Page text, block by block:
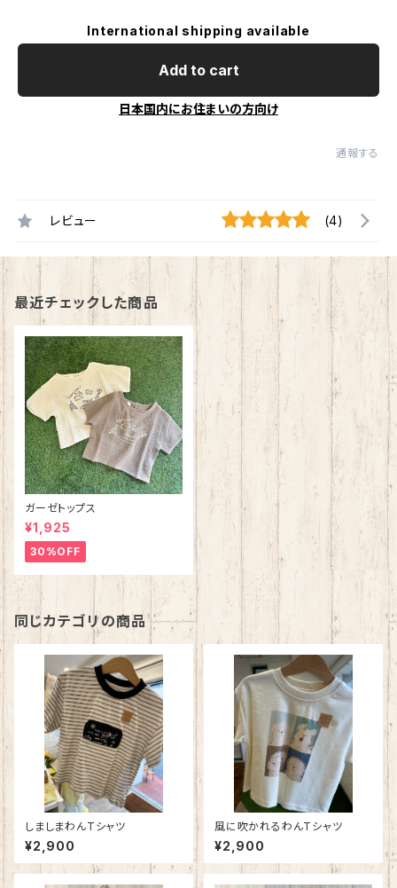
International shipping available
Add to cart
日本国内にお住まいの方向け
通報する
レビュー (4)
最近チェックした商品
ガーゼトップス
¥1,925
30%OFF
同じカテゴリの商品
しましまわんTシャツ
¥2,900
風に吹かれるわんTシャツ
¥2,900